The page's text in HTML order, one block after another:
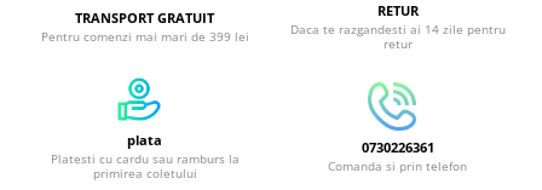
TRANSPORT GRATUIT
Pentru comenzi mai mari de 399 lei
RETUR
Daca te razgandesti ai 14 zile pentru
retur
plata
Platesti cu cardu sau ramburs la
primirea coletului
0730226361
Comanda si prin telefon